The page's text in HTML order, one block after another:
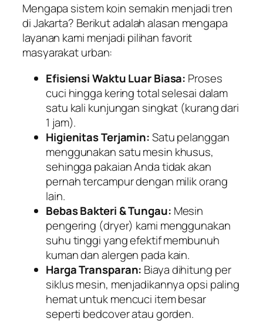
Mengapa sistem koin semakin menjadi tren
di Jakarta? Berikut adalah alasan mengapa
layanan kami menjadi pilihan favorit
masyarakat urban:
Efisiensi Waktu Luar Biasa: Proses
cuci hingga kering total selesai dalam
satu kali kunjungan singkat (kurang dari
1 jam).
Higienitas Terjamin:Satu pelanggan
menggunakan satu mesin khusus,
sehingga pakaian Anda tidak akan
pernah tercampur dengan milik orang
lain.
Bebas Bakteri & Tungau: Mesin
pengering (dryer) kami menggunakan
suhu tinggi yang efektif membunuh
kuman dan alergen pada kain.
Harga Transparan: Biaya dihitung per
siklus mesin, menjadikannya opsi paling
hemat untuk mencuci item besar
seperti bedcover atau gorden.